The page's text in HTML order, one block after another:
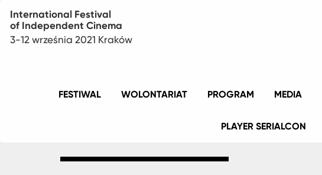
International Festival
of Independent Cinema
3-12 września 2021 Kraków
FESTIWAL WOLONTARIAT PROGRAM MEDIA
PLAYER SERIALCON